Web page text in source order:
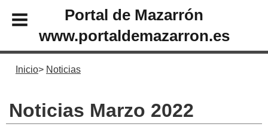
Portal de Mazarrón
www.portaldemazarron.es
Inicio Noticias
Noticias Marzo 2022